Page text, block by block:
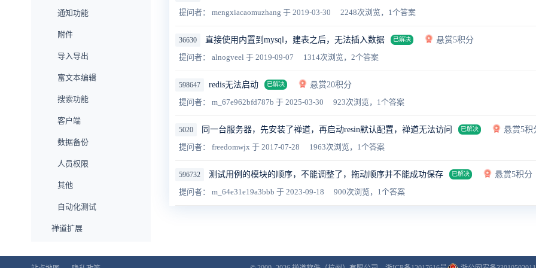
通知功能
附件
导入导出
富文本编辑
搜索功能
客户端
数据备份
人员权限
其他
自动化测试
禅道扩展
提问者： mengxiacaomuzhang 于 2019-03-30 2248次浏览，1个答案
36630 直接使用内置到mysql，建表之后，无法插入数据 已解决
悬赏5积分
提问者： alnogveel 于 2019-09-07 1314次浏览，2个答案
598647 redis无法启动 已解决
悬赏20积分
提问者： m_67e962bfd787b 于 2025-03-30 923次浏览，1个答案
5020 同一台服务器，先安装了禅道，再启动resin默认配置，禅道无法访问 已解决
悬赏5积
提问者： freedomwjx 于 2017-07-28 1963次浏览，1个答案
596732 测试用例的模块的顺序，不能调整了，拖动顺序并不能成功保存 已解决
悬赏5积分
提问者： m_64e31e19a3bbb 于 2023-09-18 900次浏览，1个答案